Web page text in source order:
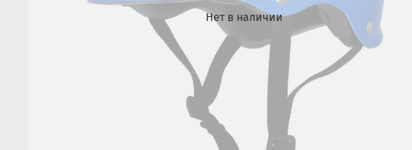
Нет в наличии